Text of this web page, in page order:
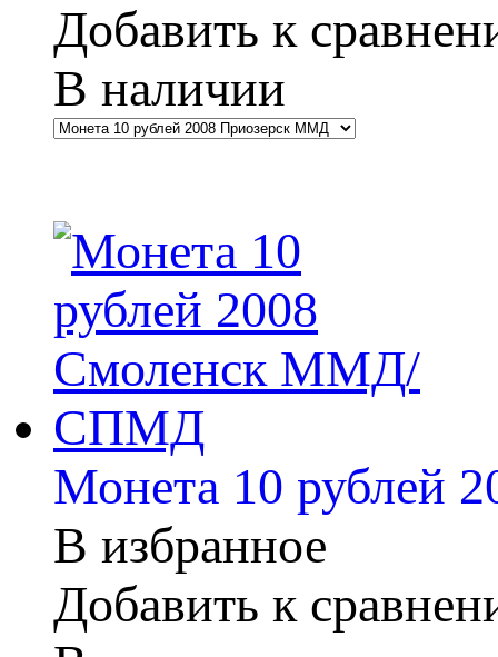
Добавить к
В наличии
Монета 10
В избранное
Добавить к